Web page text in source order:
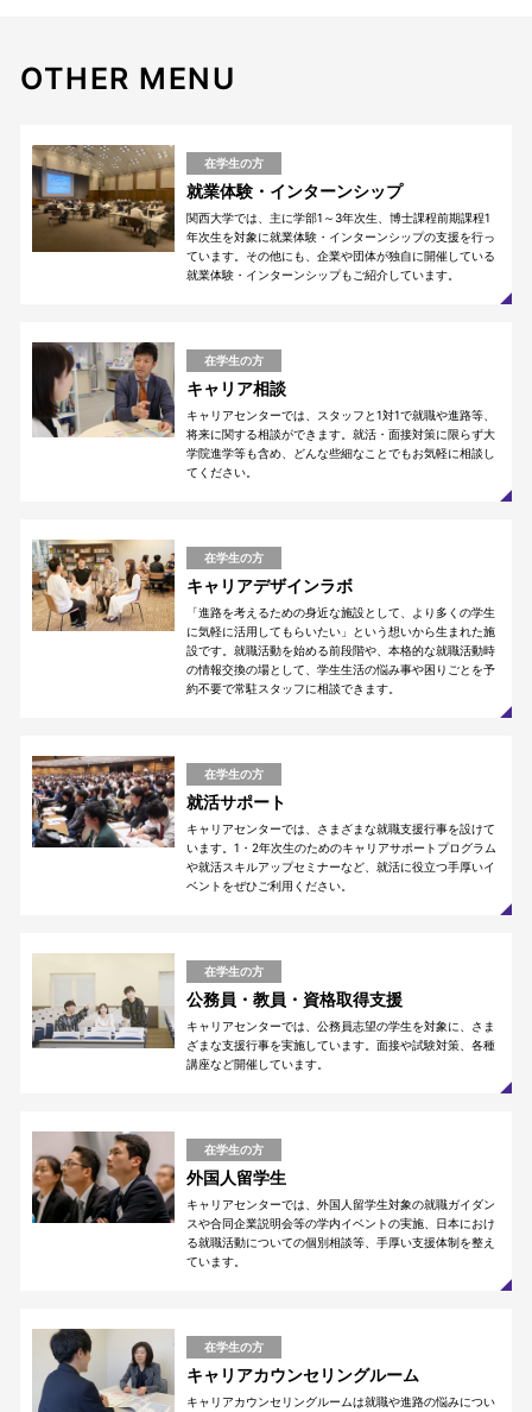
OTHER MENU
在学生の方
就業体験・インターンシップ
関西大学では、主に学部1～3年次生、博士課程前期課程1
年次生を対象に就業体験・インターンシップの支援を行っ
ています。その他にも、企業や団体が独自に開催している
就業体験・インターンシップもご紹介しています。
在学生の方
キャリア相談
キャリアセンターでは、スタッフと1対1で就職や進路等、
将来に関する相談ができます。就活・面接対策に限らず大
学院進学等も含め、どんな些細なことでもお気軽に相談し
てください。
在学生の方
キャリアデザインラボ
「進路を考えるための身近な施設として、より多くの学生
に気軽に活用してもらいたい」という想いから生まれた施
設です。就職活動を始める前段階や、本格的な就職活動時
の情報交換の場として、学生生活の悩み事や困りごとを予
約不要で常駐スタッフに相談できます。
在学生の方
就活サポート
キャリアセンターでは、さまざまな就職支援行事を設けて
います。1・2年次生のためのキャリアサポートプログラム
や就活スキルアップセミナーなど、就活に役立つ手厚いイ
ベントをぜひご利用ください。
在学生の方
公務員・教員・資格取得支援
キャリアセンターでは、公務員志望の学生を対象に、さま
ざまな支援行事を実施しています。面接や試験対策、各種
講座など開催しています。
在学生の方
外国人留学生
キャリアセンターでは、外国人留学生対象の就職ガイダン
スや合同企業説明会等の学内イベントの実施、日本におけ
る就職活動についての個別相談等、手厚い支援体制を整え
ています。
在学生の方
キャリアカウンセリングルーム
キャリアカウンセリングルームは就職や進路の悩みについ